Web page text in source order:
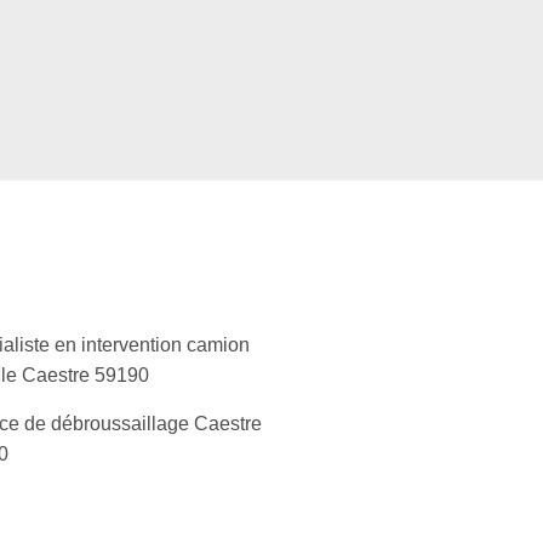
en intervention camion
Caestre 59190
de débroussaillage Caestre